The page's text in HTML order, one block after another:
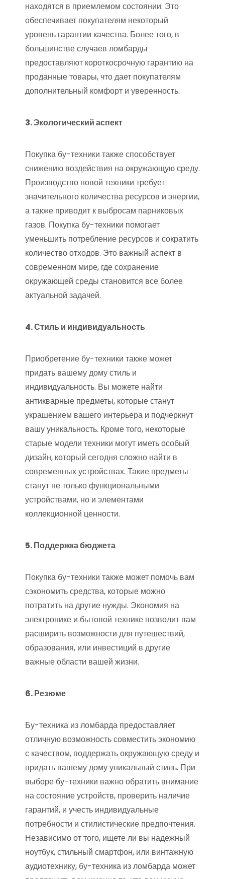
находятся в приемлемом состоянии. Это
обеспечивает покупателям некоторый
уровень гарантии качества. Более того, в
большинстве случаев ломбарды
предоставляют короткосрочную гарантию на
проданные товары, что дает покупателям
дополнительный комфорт и уверенность.
3. Экологический аспект
Покупка бу-техники также способствует
снижению воздействия на окружающую среду.
Производство новой техники требует
значительного количества ресурсов и энергии,
а также приводит к выбросам парниковых
газов. Покупка бу-техники помогает
уменьшить потребление ресурсов и сократить
количество отходов. Это важный аспект в
современном мире, где сохранение
окружающей среды становится все более
актуальной задачей.
4. Стиль и индивидуальность
Приобретение бу-техники также может
придать вашему дому стиль и
индивидуальность. Вы можете найти
антикварные предметы, которые станут
украшением вашего интерьера и подчеркнут
вашу уникальность. Кроме того, некоторые
старые модели техники могут иметь особый
дизайн, который сегодня сложно найти в
современных устройствах. Такие предметы
станут не только функциональными
устройствами, но и элементами
коллекционной ценности.
5. Поддержка бюджета
Покупка бу-техники также может помочь вам
сэкономить средства, которые можно
потратить на другие нужды. Экономия на
электронике и бытовой технике позволит вам
расширить возможности для путешествий,
образования, или инвестиций в другие
важные области вашей жизни.
6. Резюме
Бу-техника из ломбарда предоставляет
отличную возможность совместить экономию
с качеством, поддержать окружающую среду и
придать вашему дому уникальный стиль. При
выборе бу-техники важно обратить внимание
на состояние устройств, проверить наличие
гарантий, и учесть индивидуальные
потребности и стилистические предпочтения.
Независимо от того, ищете ли вы надежный
ноутбук, стильный смартфон, или винтажную
аудиотехнику, бу-техника из ломбарда может